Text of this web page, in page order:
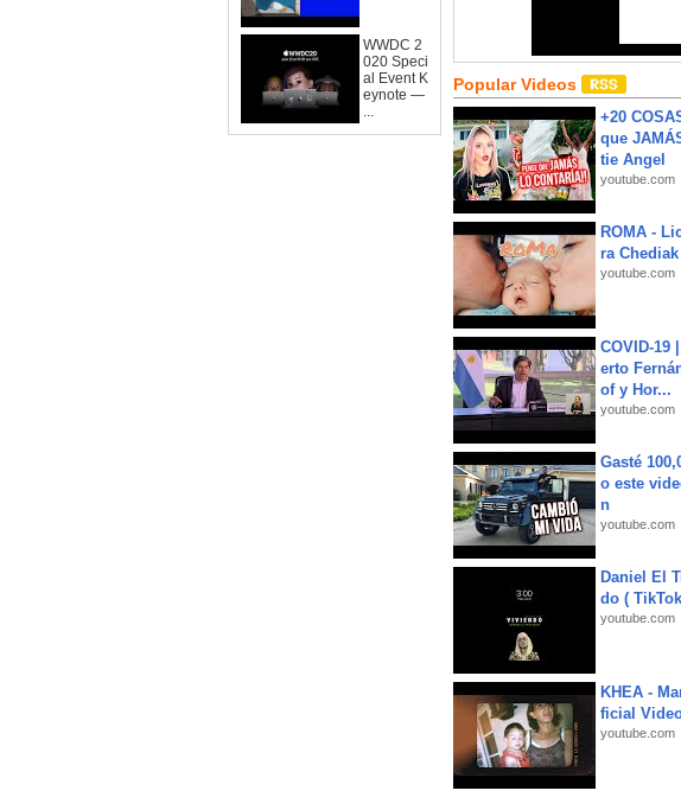
WWDC 2
020 Speci
al Event K
eynote —
...
Popular Videos
+20
que
tie Angel
youtube.com
ROMA -
ra
youtube.com
COVID-19
erto
of y Hor...
youtube.com
Gasté
o este
n
youtube.com
Daniel El
do (
youtube.com
KHEA -
ficial
youtube.com